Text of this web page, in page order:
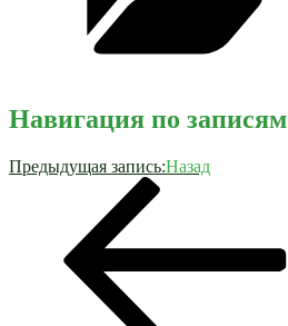
Навигация по записям
Предыдущая запись:Назад